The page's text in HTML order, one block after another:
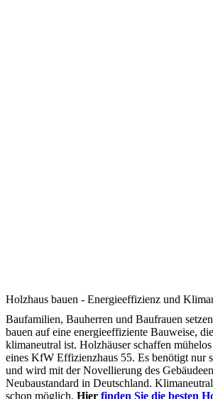
Holzhaus bauen - Energieeffizienz und
Baufamilien, Bauherren und Baufrauen
bauen auf eine energieeffiziente Bauweise,
klimaneutral ist. Holzhäuser schaffen
eines KfW Effizienzhaus 55. Es benötigt nur
und wird mit der Novellierung des
Neubaustandard in Deutschland.
schon möglich. Hier finden Sie die besten